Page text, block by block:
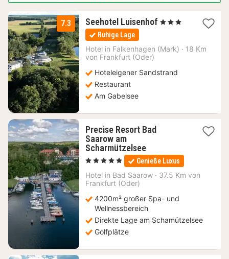
7.3 Seehotel Luisenhof 1
130
, 3 Sterne
Ruhige Lage
Hotel in Falkenhagen (Mark) · 18 Km
von Frankfurt (Oder)
Hoteleigener Sandstrand
Restaurant
Am Gabelsee
Precise Resort Bad
Saarow am
Scharmützelsee2
Nächte
ab
152,15
, 5 Sterne Genieße Luxus
Hotel in Bad Saarow · 37.5 Km von
Frankfurt (Oder)
4200m² großer Spa- und
Wellnessbereich
Direkte Lage am Schamützelsee
Golfplätze